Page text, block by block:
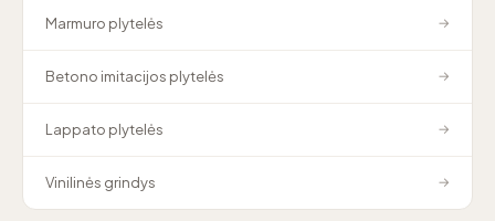
Marmuro plytelės →
Betono imitacijos plytelės →
Lappato plytelės →
Vinilinės grindys →